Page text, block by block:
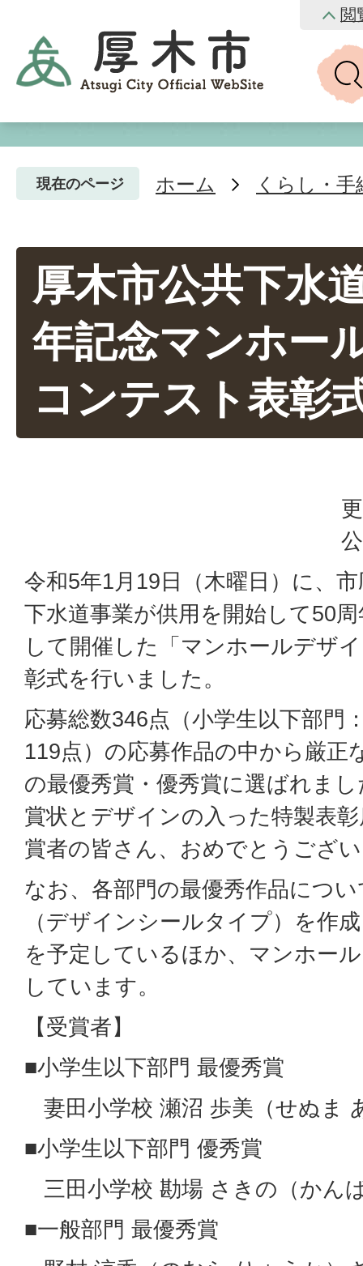
閲
現在のページ ホーム くらし・手
厚木市公共下水
年記念マンホー
コンテスト表彰
令和5年1月19日（木曜日）に、
下水道事業が供用を開始して50
して開催した「マンホールデザ
彰式を行いました。
応募総数346点（小学生以下部門
119点）の応募作品の中から厳正
の最優秀賞・優秀賞に選ばれま
賞状とデザインの入った特製表
賞者の皆さん、おめでとうござ
なお、各部門の最優秀作品につ
（デザインシールタイプ）を作
を予定しているほか、マンホー
しています。
【受賞者】
■小学生以下部門 最優秀賞
妻田小学校 瀬沼 歩美（せぬま
■小学生以下部門 優秀賞
三田小学校 勘場 さきの（かん
■一般部門 最優秀賞